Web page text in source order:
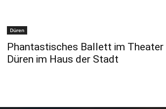
Düren
Phantastisches Ballett im Theater
Düren im Haus der Stadt